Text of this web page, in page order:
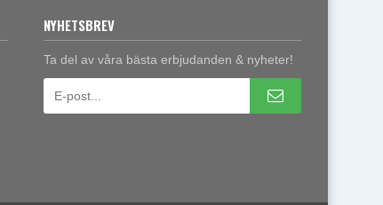
NYHETSBREV
Ta del av våra bästa erbjudanden & nyheter!